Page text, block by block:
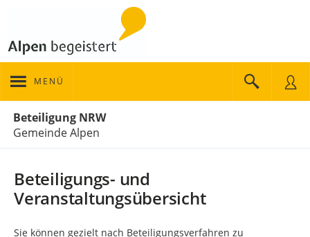
MENÜ
Beteiligung NRW
Gemeinde Alpen
Beteiligungs- und
Veranstaltungsübersicht
Sie können gezielt nach Beteiligungsverfahren zu